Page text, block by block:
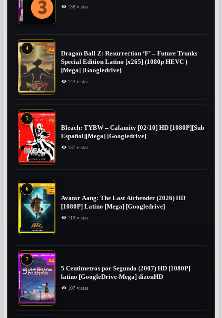
158 vistas
4
Dragon Ball Z: Resurrection ‘F’ – Future Trunks
Special Edition Latino [x265] (1080p HEVC )
[Mega] [Googledrive]
143 vistas
5
Bleach: TYBW – Calamity [02/10] HD [1080P][Sub
Español][Mega] [Googledrive]
137 vistas
6
Avatar Aang: The Last Airbender (2026) HD
[1080P] Latino [Mega] [Googledrive]
119 vistas
7
5 Centimetros por Segundo (2007) ​HD [1080P]
latino [GoogleDrive-Mega] dizonHD
107 vistas